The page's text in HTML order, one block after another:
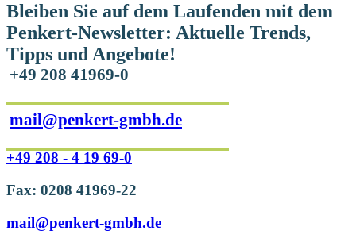
Bleiben Sie auf dem Laufenden mit dem
Penkert-Newsletter: Aktuelle Trends,
Tipps und Angebote!
+49 208 41969-0
mail@penkert-gmbh.de
+49 208 - 4 19 69-0
Fax: 0208 41969-22
mail@penkert-gmbh.de